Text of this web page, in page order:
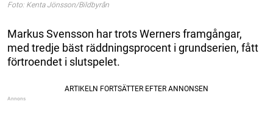
Foto: Kenta Jönsson/Bildbyrån
Markus Svensson har trots Werners framgångar,
med tredje bäst räddningsprocent i grundserien, fått
förtroendet i slutspelet.